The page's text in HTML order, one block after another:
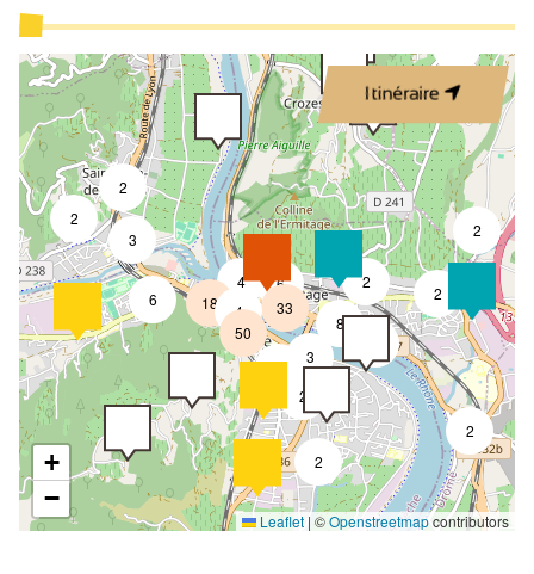
Itinéraire
2
2
2
2
2
2
2
8
2
3
6
4
4
18
6
2
3
50
33
+
−
Leaflet |©Openstreetmapcontributors